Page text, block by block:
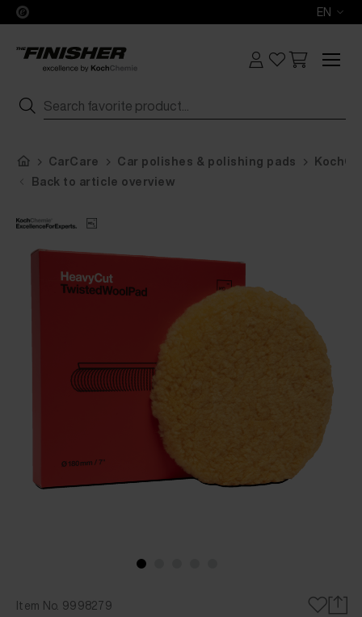
EN
CarCare Car polishes & polishing pads
Back to article overview
Item No. 9998279